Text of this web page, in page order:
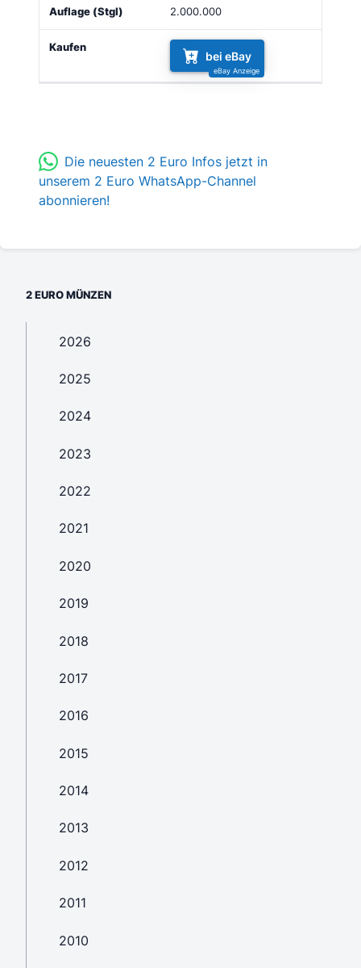
2.000.000
bei eBay
Die neuesten 2 Euro Infos jetzt in
unserem 2 Euro WhatsApp-Channel
abonnieren!
2 EURO MÜNZEN
2026
2025
2024
2023
2022
2021
2020
2019
2018
2017
2016
2015
2014
2013
2012
2011
2010